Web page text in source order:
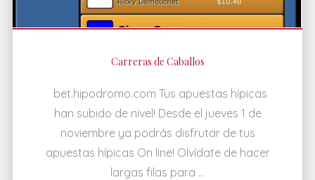
Carreras de Caballos
bet.hipodromo.com Tus apuestas hípicas
han subido de nivel! Desde el jueves 1 de
noviembre ya podrás disfrutar de tus
apuestas hípicas On line! Olvídate de hacer
largas filas para …